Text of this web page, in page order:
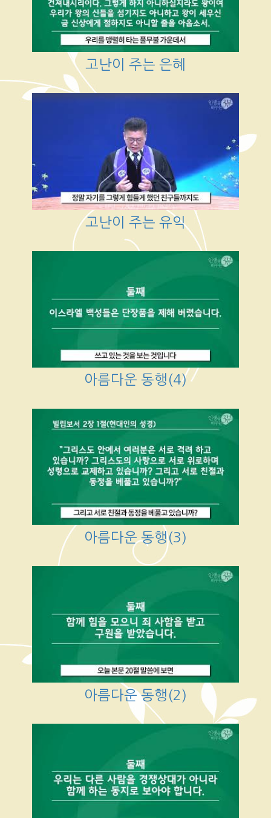
고난이 주는 은혜
고난이 주는 유익
아름다운 동행(4)
아름다운 동행(3)
아름다운 동행(2)